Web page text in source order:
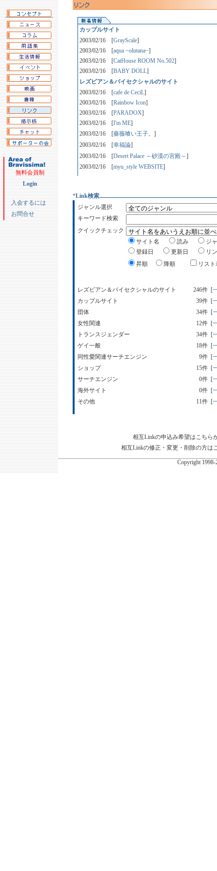
無料会員制
Login
入会するには
お問合せ
カップルサイト
2003/02/16
[GrayScale]
2003/02/16
[aqua ~olutana~]
2003/02/16
[CatHouse ROOM No.502]
2003/02/16
[BABY DOLL]
レズビアン＆バイセクシャルのサイト
2003/02/16
[cafe de CeciL]
2003/02/16
[Rainbow Icon]
2003/02/16
[PARADOX]
2003/02/16
[I'm ME]
2003/02/16
[薔薇喰い王子。 ]
2003/02/16
[幸福論]
2003/02/16
[Desert Palace ～砂漠の宮殿～]
2003/02/16
[myu_style WEBSITE]
*Link検索
ジャンル選択
キーワード検索
クイックチェック
サイト名
読み
ジ
登録日
更新日
リ
昇順
降順 リス
レズビアン＆バイセクシャルのサイト 246件 [
カップルサイト
39件 [
団体
34件 [
女性関連
12件 [
トランスジェンダー
34件 [
ゲイ一般
18件 [
同性愛関連サーチエンジン
9件 [
ショップ
15件 [
サーチエンジン
0件 [
海外サイト
0件 [
その他
11件 [
相互Linkの申込み希望はこちら
相互Linkの修正・変更・削除の方は
Copyright